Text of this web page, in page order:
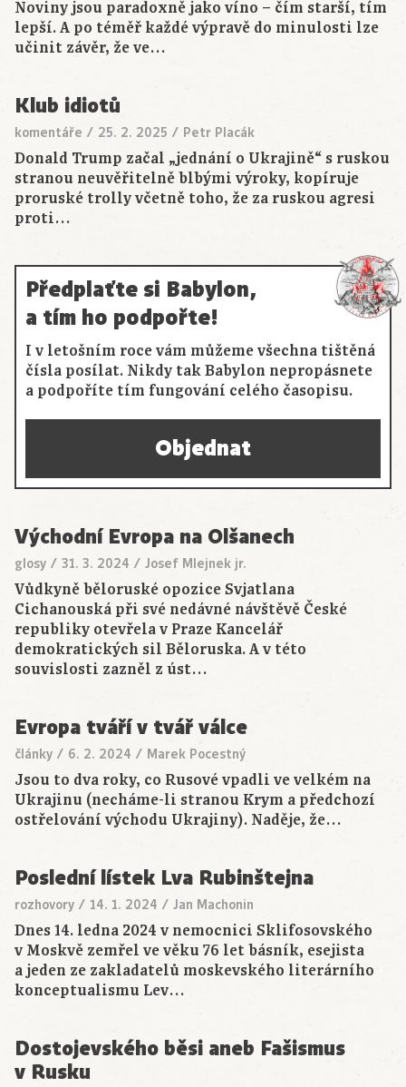
Noviny jsou paradoxně jako víno – čím starší, tím
lepší. A po téměř každé výpravě do minulosti lze
učinit závěr, že ve…
Klub idiotů
komentáře / 25. 2. 2025 / Petr Placák
Donald Trump začal „jednání o Ukrajině“ s ruskou
stranou neuvěřitelně blbými výroky, kopíruje
proruské trolly včetně toho, že za ruskou agresi
proti…
Předplaťte si Babylon,
a tím ho podpořte!
I v letošním roce vám můžeme všechna tištěná
čísla posílat. Nikdy tak Babylon nepropásnete
a podpoříte tím fungování celého časopisu.
Objednat
Východní Evropa na Olšanech
glosy / 31. 3. 2024 / Josef Mlejnek jr.
Vůdkyně běloruské opozice Svjatlana
Cichanouská při své nedávné návštěvě České
republiky otevřela v Praze Kancelář
demokratických sil Běloruska. A v této
souvislosti zazněl z úst…
Evropa tváří v tvář válce
články / 6. 2. 2024 / Marek Pocestný
Jsou to dva roky, co Rusové vpadli ve velkém na
Ukrajinu (necháme-li stranou Krym a předchozí
ostřelování východu Ukrajiny). Naděje, že…
Poslední lístek Lva Rubinštejna
rozhovory / 14. 1. 2024 / Jan Machonin
Dnes 14. ledna 2024 v nemocnici Sklifosovského
v Moskvě zemřel ve věku 76 let básník, esejista
a jeden ze zakladatelů moskevského literárního
konceptualismu Lev…
Dostojevského běsi aneb Fašismus
v Rusku